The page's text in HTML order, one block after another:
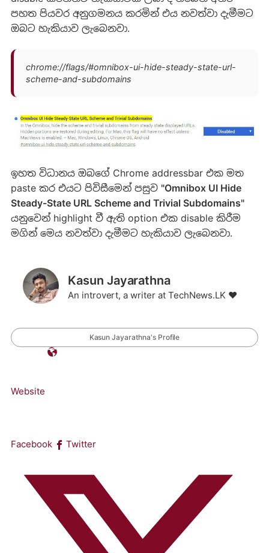
පහත පියවර අනුගමනය කරමින් එය නවත්වා දැමීමට
ඔබට හැකියාව ලැබෙනවා.
chrome://flags/#omnibox-ui-hide-steady-state-url-
scheme-and-subdomains
ඉහත විධානය ඔබගේ Chrome addressbar එක මත
paste කර එයට පිවිසීමෙන් පසුව "Omnibox UI Hide
Steady-State URL Scheme and Trivial Subdomains"
යනුවෙන් highlight වී ඇති option එක disable කිරීම
මගින් මෙය නවත්වා දැමීමට හැකියාව ලැබෙනවා.
Kasun Jayarathna
An introvert, a writer at TechNews.LK ❤️
Kasun Jayarathna's Profile
Website
Facebook Twitter